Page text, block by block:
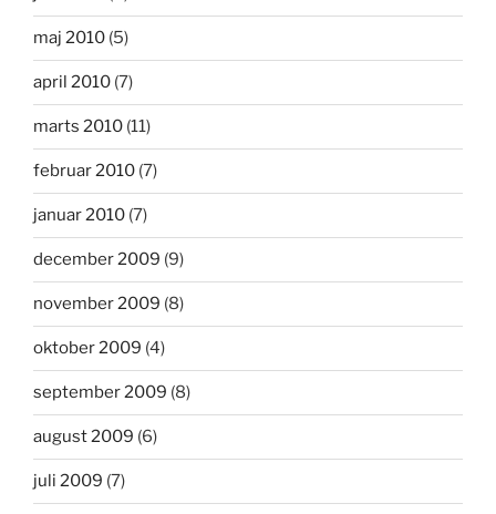
maj 2010 (5)
april 2010 (7)
marts 2010 (11)
februar 2010 (7)
januar 2010 (7)
december 2009 (9)
november 2009 (8)
oktober 2009 (4)
september 2009 (8)
august 2009 (6)
juli 2009 (7)